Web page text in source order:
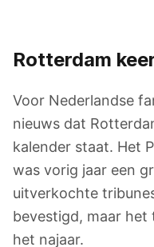
Rotterdam
Voor Nederlandse
nieuws dat
kalender staat. Het
was vorig jaar een
uitverkochte
bevestigd, maar
het najaar.